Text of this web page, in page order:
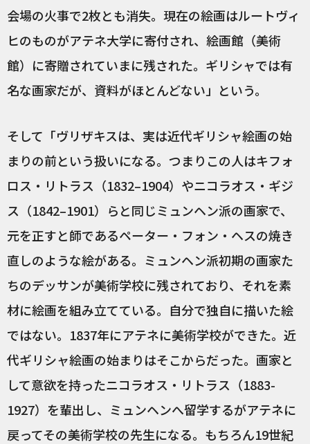
会場の火事で2枚とも消失。現在の絵画はルートヴィ
ヒのものがアテネ大学に寄付され、絵画館（美術
館）に寄贈されていまに残された。ギリシャでは有
名な画家だが、資料がほとんどない」という。
そして「ヴリザキスは、実は近代ギリシャ絵画の始
まりの前という扱いになる。つまりこの人はキフォ
ロス・リトラス（1832–1904）やニコラオス・ギジ
ス（1842–1901）らと同じミュンヘン派の画家で、
元を正すと師であるペーター・フォン・ヘスの焼き
直しのような絵がある。ミュンヘン派初期の画家た
ちのデッサンが美術学校に残されており、それを素
材に絵画を組み立てている。自分で独自に描いた絵
ではない。1837年にアテネに美術学校ができた。近
代ギリシャ絵画の始まりはそこからだった。画家と
して意欲を持ったニコラオス・リトラス（1883-
1927）を輩出し、ミュンヘンへ留学するがアテネに
戻ってその美術学校の先生になる。もちろん19世紀